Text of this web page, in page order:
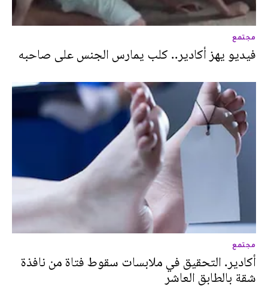
مجتمع
فيديو يهز أكادير.. كلب يمارس الجنس على صاحبه
مجتمع
أكادير. التحقيق في ملابسات سقوط فتاة من نافذة
شقة بالطابق العاشر